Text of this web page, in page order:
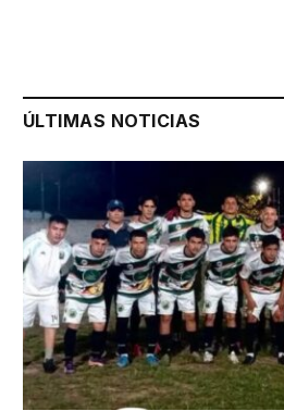
ÚLTIMAS NOTICIAS